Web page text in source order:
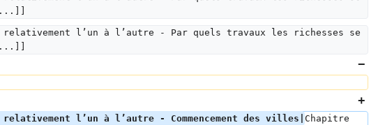
relativement l’un à l’autre - Par quels travaux les richesses se
l’un à l’autre - Commencement des villes| Chapitre